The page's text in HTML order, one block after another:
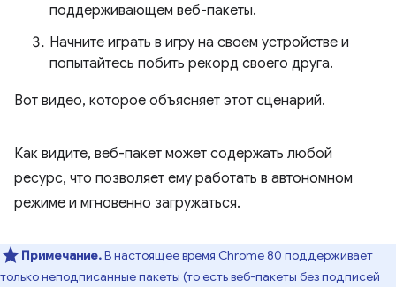
поддерживающем веб-пакеты.
Начните играть в игру на своем устройстве и
попытайтесь побить рекорд своего друга.
Вот видео, которое объясняет этот сценарий.
Как видите, веб-пакет может содержать любой
ресурс, что позволяет ему работать в автономном
режиме и мгновенно загружаться.
Примечание.В настоящее время Chrome 80 поддерживает
только неподписанные пакеты (то есть веб-пакеты без подписей